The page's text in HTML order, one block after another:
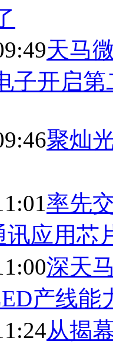
天马
子开启
聚灿
率先
讯应用芯
深天
产线能
从揭